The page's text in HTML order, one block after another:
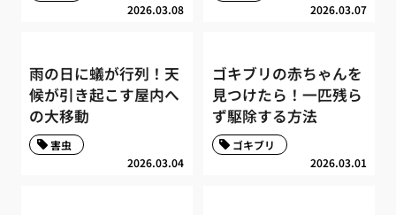
2026.03.08 2026.03.07
雨の日に蟻が行列！天
候が引き起こす屋内へ
の大移動
2026.03.04
害虫
ゴキブリの赤ちゃんを
見つけたら！一匹残ら
ず駆除する方法
2026.03.01
ゴキブリ